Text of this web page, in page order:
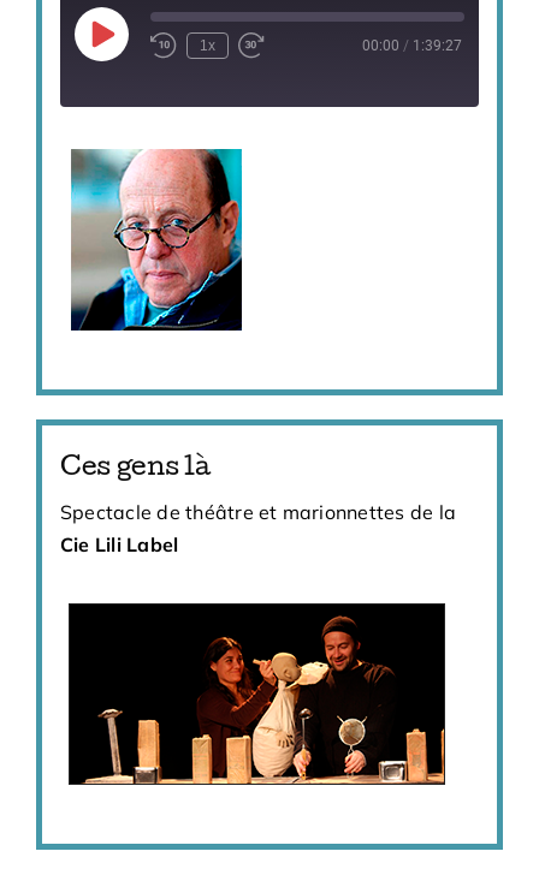
Play
Episode
1x 00:00 / 1:39:27
Ces gens là
Spectacle de théâtre et marionnettes de la
Cie Lili Label